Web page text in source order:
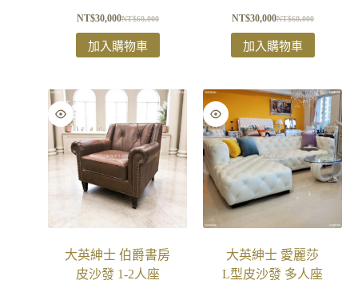
NT$60,000
NT$30,000
加入購物車
NT$60,000
NT$30,000
加入購物車
大英紳士 伯爵書房
皮沙發 1-2人座
大英紳士 愛麗莎
L型皮沙發 多人座